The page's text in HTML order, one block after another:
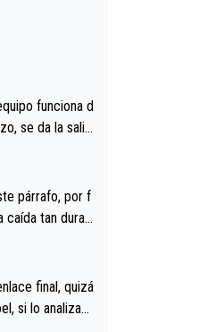
funciona d
se da la salid
vivir estos
párrafo, por f
caída tan dura,
Parecía increí
el miedo", re
final, quizá
si lo analizam